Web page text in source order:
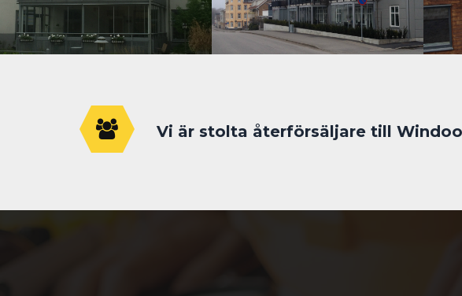
Vi är stolta återförsäljare till